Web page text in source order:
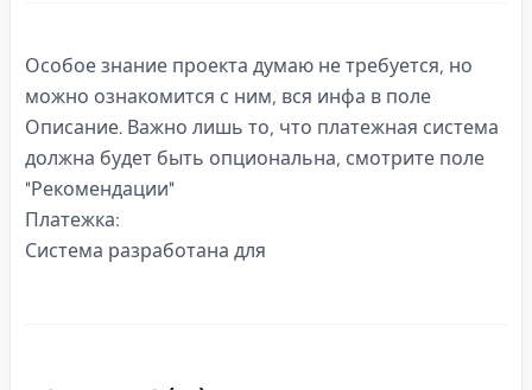
Особое знание проекта думаю не требуется, но
можно ознакомится с ним, вся инфа в поле
Описание. Важно лишь то, что платежная система
должна будет быть опциональна, смотрите поле
"Рекомендации"
Платежка:
Система разработана для